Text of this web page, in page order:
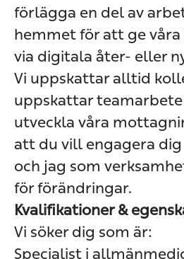
förlägga en del av
hemmet för att ge
via digitala åter- eller
Vi uppskattar alltid
uppskattar
utveckla våra
att du vill engagera
och jag som
för förändringar.
Kvalifikationer &
Vi söker dig som är:
Specialist i